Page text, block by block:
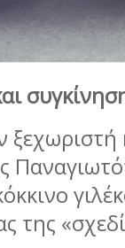
ξεχωριστή
της